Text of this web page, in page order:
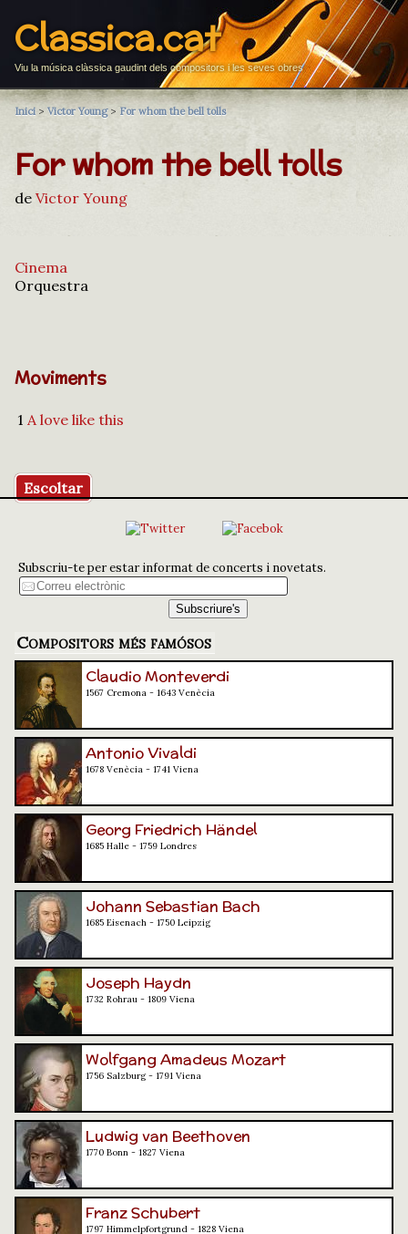
Classica.cat
Viu la música clàssica gaudint dels compositors i les seves obres
Inici > Victor Young> For whom the bell tolls
For whom the bell tolls
de Victor Young
Cinema
Orquestra
Moviments
1 A love like this
Escoltar
Subscriu-te per estar informat de concerts i novetats.
Compositors més famósos
Claudio Monteverdi
1567 Cremona - 1643 Venècia
Antonio Vivaldi
1678 Venècia - 1741 Viena
Georg Friedrich Händel
1685 Halle - 1759 Londres
Johann Sebastian Bach
1685 Eisenach - 1750 Leipzig
Joseph Haydn
1732 Rohrau - 1809 Viena
Wolfgang Amadeus Mozart
1756 Salzburg - 1791 Viena
Ludwig van Beethoven
1770 Bonn - 1827 Viena
Franz Schubert
1797 Himmelpfortgrund - 1828 Viena